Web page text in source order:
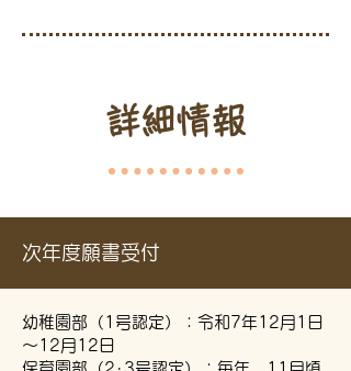
詳細情報
次年度願書受付
幼稚園部（1号認定）：令和7年12月1日
～12月12日